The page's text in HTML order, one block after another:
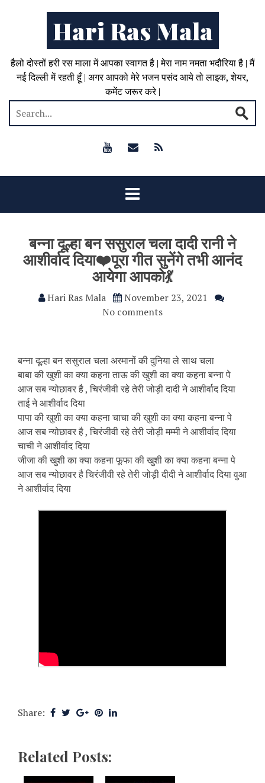
Hari Ras Mala
हैलो दोस्तों हरी रस माला में आपका स्वागत है | मेरा नाम नमता भदौरिया है | मैं
नई दिल्ली में रहती हूँ | अगर आपको मेरे भजन पसंद आये तो लाइक, शेयर,
कमेंट जरूर करे |
बन्ना दूल्हा बन ससुराल चला दादी रानी ने
आशीर्वाद दिया❤️पूरा गीत सुनेंगे तभी आनंद
आयेगा आपको💃
Hari Ras Mala
November 23, 2021
No comments
बन्ना दूल्हा बन ससुराल चला अरमानों की दुनिया ले साथ चला
बाबा की खुशी का क्या कहना ताऊ की खुशी का क्या कहना बन्ना पे
आज सब न्योछावर है , चिरंजीवी रहे तेरी जोड़ी दादी ने आशीर्वाद दिया
ताई ने आशीर्वाद दिया
पापा की खुशी का क्या कहना चाचा की खुशी का क्या कहना बन्ना पे
आज सब न्योछावर है , चिरंजीवी रहे तेरी जोड़ी मम्मी ने आशीर्वाद दिया
चाची ने आशीर्वाद दिया
जीजा की खुशी का क्या कहना फूफा की खुशी का क्या कहना बन्ना पे
आज सब न्योछावर है चिरंजीवी रहे तेरी जोड़ी दीदी ने आशीर्वाद दिया वुआ
ने आशीर्वाद दिया
Share:
Related Posts: